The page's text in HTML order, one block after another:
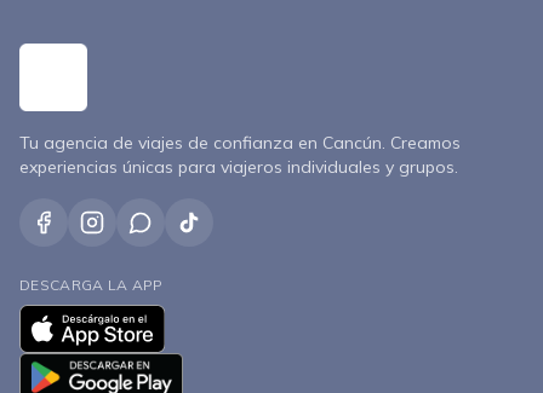
Tu agencia de viajes de confianza en Cancún. Creamos
experiencias únicas para viajeros individuales y grupos.
DESCARGA LA APP